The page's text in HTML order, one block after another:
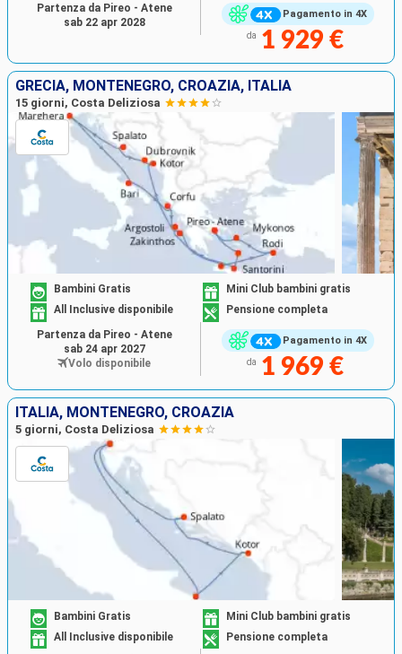
Pagamento in 4X
da 1 929 €
Partenza da Pireo - Atene
sab 22 apr 2028
GRECIA, MONTENEGRO, CROAZIA, ITALIA
15 giorni, Costa Deliziosa
Pagamento in 4X
Bambini Gratis
Mini Club bambini gratis
All Inclusive disponibile
Pensione completa
da 1 969 €
Partenza da Pireo - Atene
sab 24 apr 2027
Volo disponibile
ITALIA, MONTENEGRO, CROAZIA
5 giorni, Costa Deliziosa
Bambini Gratis
Mini Club bambini gratis
All Inclusive disponibile
Pensione completa